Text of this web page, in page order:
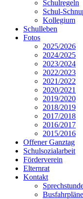
Schulregeln
Schul-
Kollegium
Schulleben
Fotos
2025/2026
2024/2025
2023/2024
2022/2023
2021/2022
2020/2021
2019/2020
2018/2019
2017/2018
2016/2017
2015/2016
Offener Ganztag
Schulsozialarbeit
Förderverein
Elternrat
Kontakt
Busfahrpläne